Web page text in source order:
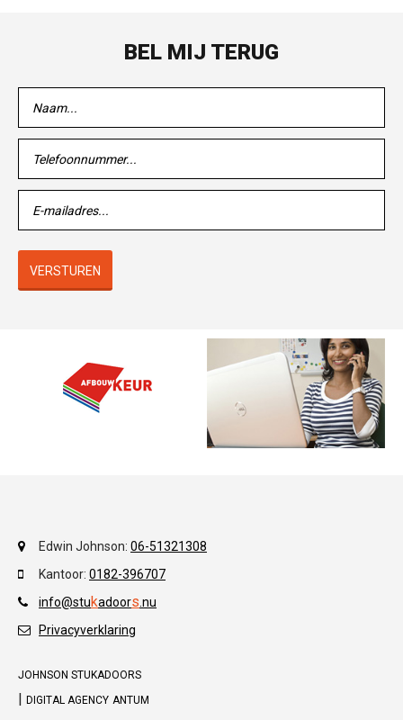
BEL MIJ TERUG
VERSTUREN
Edwin Johnson: 06-51321308
Kantoor: 0182-396707
info@stukadoors nu
Privacyverklaring
JOHNSON STUKADOORS
| DIGITAL AGENCY ANTUM